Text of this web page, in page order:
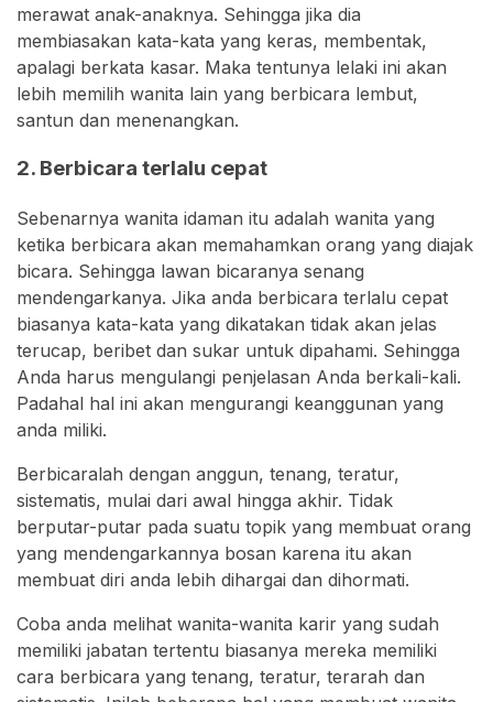
merawat anak-anaknya. Sehingga jika dia
membiasakan kata-kata yang keras, membentak,
apalagi berkata kasar. Maka tentunya lelaki ini akan
lebih memilih wanita lain yang berbicara lembut,
santun dan menenangkan.
2. Berbicara terlalu cepat
Sebenarnya wanita idaman itu adalah wanita yang
ketika berbicara akan memahamkan orang yang diajak
bicara. Sehingga lawan bicaranya senang
mendengarkanya. Jika anda berbicara terlalu cepat
biasanya kata-kata yang dikatakan tidak akan jelas
terucap, beribet dan sukar untuk dipahami. Sehingga
Anda harus mengulangi penjelasan Anda berkali-kali.
Padahal hal ini akan mengurangi keanggunan yang
anda miliki.
Berbicaralah dengan anggun, tenang, teratur,
sistematis, mulai dari awal hingga akhir. Tidak
berputar-putar pada suatu topik yang membuat orang
yang mendengarkannya bosan karena itu akan
membuat diri anda lebih dihargai dan dihormati.
Coba anda melihat wanita-wanita karir yang sudah
memiliki jabatan tertentu biasanya mereka memiliki
cara berbicara yang tenang, teratur, terarah dan